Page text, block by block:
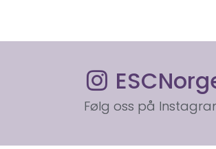
Følg oss på